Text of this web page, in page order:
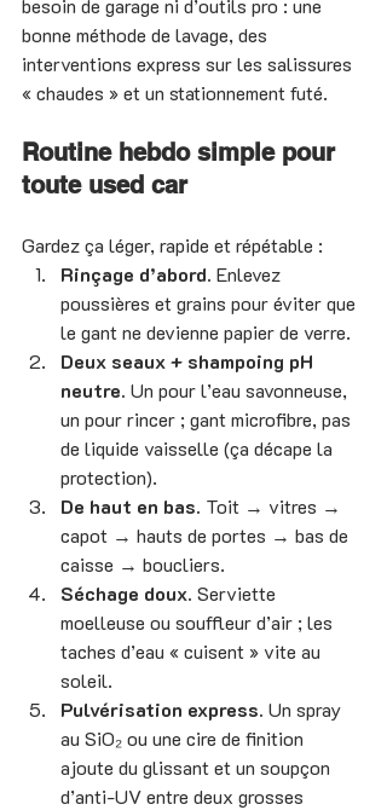
bonne méthode de lavage, des
interventions express sur les salissures
« chaudes » et un stationnement futé.
Routine hebdo simple pour
toute used car
Gardez ça léger, rapide et répétable :
Rinçage d’abord. Enlevez
poussières et grains pour éviter que
le gant ne devienne papier de verre.
Deux seaux + shampoing pH
neutre. Un pour l’eau savonneuse,
un pour rincer ; gant microfibre, pas
de liquide vaisselle (ça décape la
protection).
De haut en bas. Toit → vitres →
capot → hauts de portes → bas de
caisse → boucliers.
Séchage doux. Serviette
moelleuse ou souffleur d’air ; les
taches d’eau « cuisent » vite au
soleil.
Pulvérisation express. Un spray
au SiO₂ ou une cire de finition
ajoute du glissant et un soupçon
d’anti-UV entre deux grosses